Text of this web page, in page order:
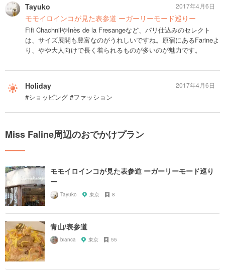
Tayuko
モモイロインコが見た表参道 ーガーリーモード巡りー
Fifi ChachnilやInès de la Fresangeなど、パリ仕込みのセレクト
は、サイズ展開も豊富なのがうれしいですね。原宿にあるFarineよ
り、やや大人向けで長く着られるものが多いのが魅力です。
2017年4月6日
Holiday
#ショッピング #ファッション
2017年4月6日
Miss Faline周辺のおでかけプラン
モモイロインコが見た表参道 ーガーリーモード巡り
ー
Tayuko 東京 8
青山/表参道
bianca 東京 55